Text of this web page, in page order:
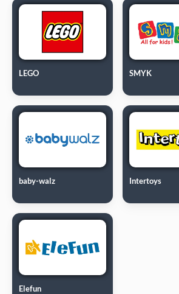
LEGO SMYK
baby-walz Intertoys
Elefun